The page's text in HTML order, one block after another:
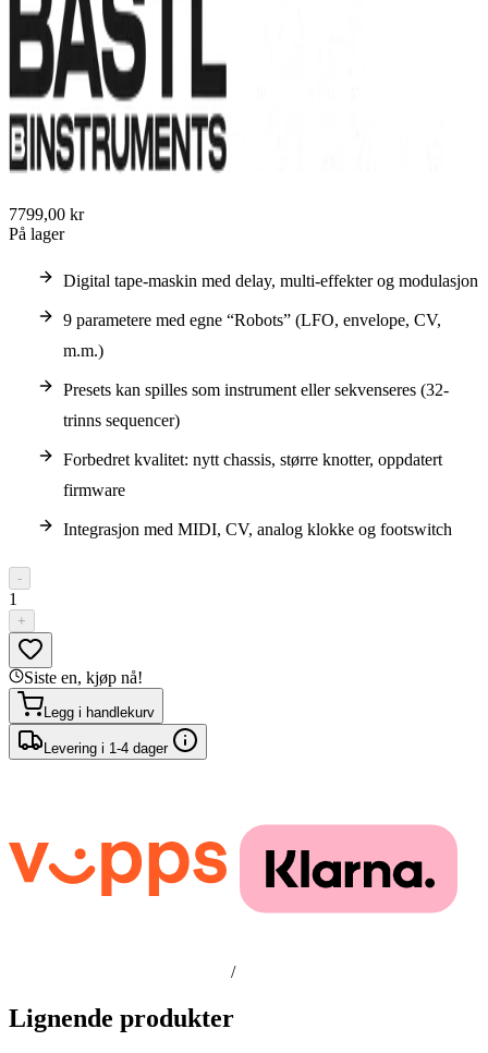
7799,00 kr
På lager
Digital tape-maskin med delay, multi-effekter og modulasjon
9 parametere med egne “Robots” (LFO, envelope, CV,
m.m.)
Presets kan spilles som instrument eller sekvenseres (32-
trinns sequencer)
Forbedret kvalitet: nytt chassis, større knotter, oppdatert
firmware
Integrasjon med MIDI, CV, analog klokke og footswitch
-
1
+
Siste en, kjøp nå!
Legg i handlekurv
Levering i 1-4 dager
/
Lignende produkter